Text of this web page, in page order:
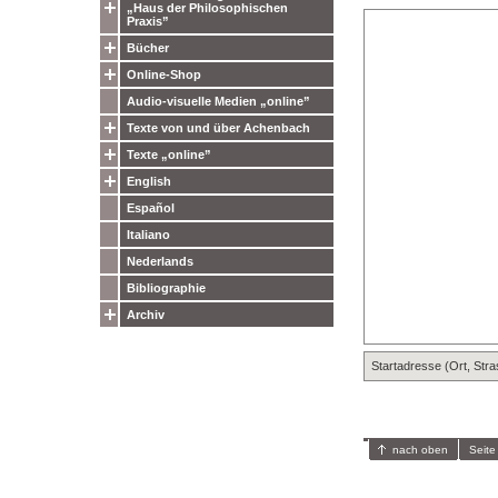
„Haus der Philosophischen
Praxis”
Bücher
Online-Shop
Audio-visuelle Medien „online”
Texte von und über Achenbach
Texte „online”
English
Español
Italiano
Nederlands
Bibliographie
Archiv
Startadresse (Ort,
nach oben Seite